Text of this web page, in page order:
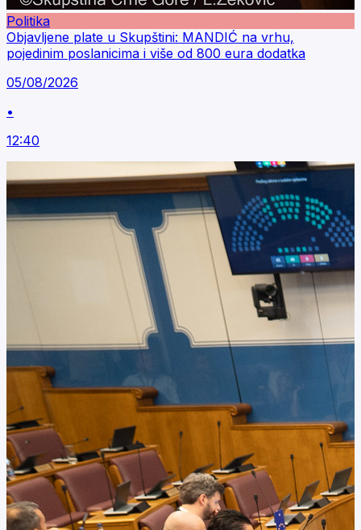
Politika
Objavljene plate u Skupštini: MANDIĆ na vrhu,
pojedinim poslanicima i više od 800 eura dodatka
05/08/2026
•
12:40